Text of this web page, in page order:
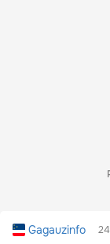
Gagauzinfo